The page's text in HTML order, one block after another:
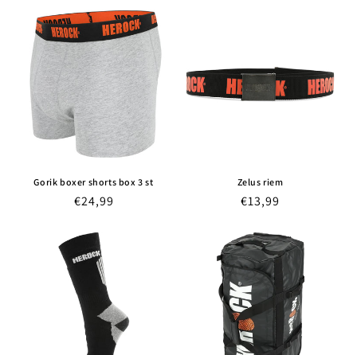
Gorik boxer shorts box 3 st
Normale
€24,99
Zelus riem
Normale
€13,99